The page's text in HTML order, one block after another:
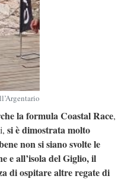
la formula Coastal Race,
si è dimostrata molto
non si siano svolte le
e all’isola del Giglio, il
di ospitare altre regate di